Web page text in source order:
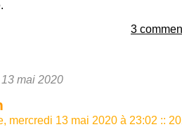
3
mai 2020
mercredi 13 mai 2020 à 23:02 ::